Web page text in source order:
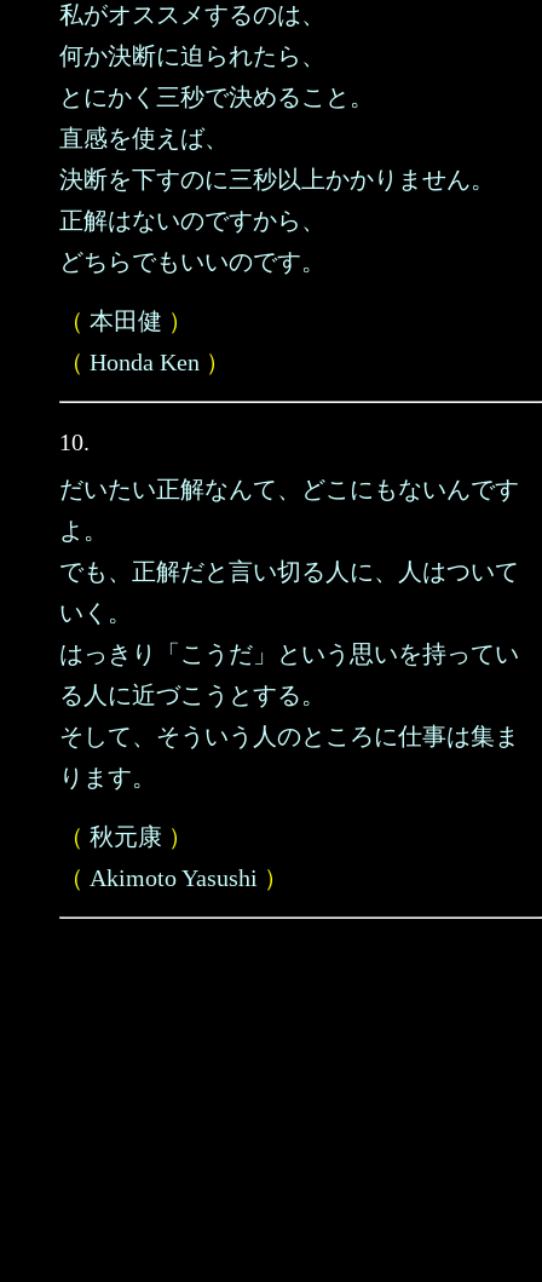
私がオススメするのは、
何か決断に迫られたら、
とにかく三秒で決めること。
直感を使えば、
決断を下すのに三秒以上かかりません。
正解はないのですから、
どちらでもいいのです。
（ 本田健 ）
（ Honda Ken ）
10.
だいたい正解なんて、どこにもないんです
よ。
でも、正解だと言い切る人に、人はついて
いく。
はっきり「こうだ」という思いを持ってい
る人に近づこうとする。
そして、そういう人のところに仕事は集ま
ります。
（ 秋元康 ）
（ Akimoto Yasushi ）